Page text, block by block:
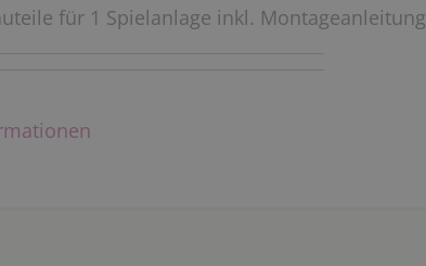
für 1 Spielanlage inkl. Montageanleitung